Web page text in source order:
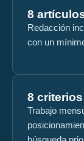
8
Redacción
con un
8 criterios
Trabajo